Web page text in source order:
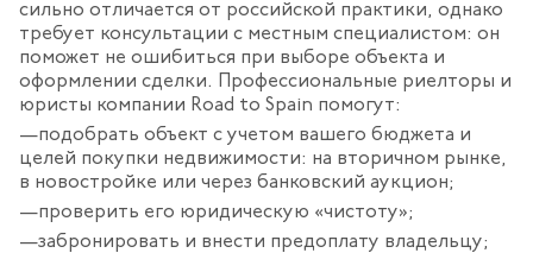
сильно отличается от российской практики, однако
требует консультации с местным специалистом: он
поможет не ошибиться при выборе объекта и
оформлении сделки. Профессиональные риелторы и
юристы компании Road to Spain помогут:
подобрать объект с учетом вашего бюджета и
целей покупки недвижимости: на вторичном рынке,
в новостройке или через банковский аукцион;
проверить его юридическую «чистоту»;
забронировать и внести предоплату владельцу;